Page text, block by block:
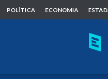
POLÍTICA ECONOMIA